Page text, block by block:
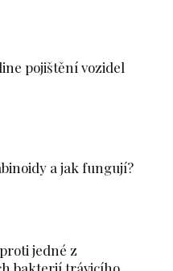
pojištění vozidel
a jak fungují?
jedné z